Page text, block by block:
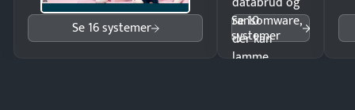
Se 16 systemer
ransomware,
der kan
lamme
Se 10
systemer